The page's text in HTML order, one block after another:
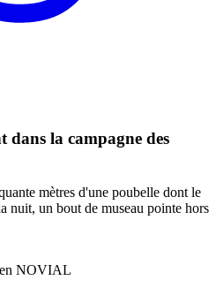
dans la campagne des
mètres d'une poubelle dont le
nuit, un bout de museau pointe hors
NOVIAL